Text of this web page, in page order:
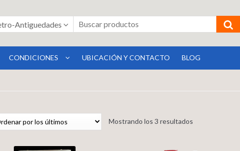
Antiguedades
CONDICIONES UBICACIÓN Y CONTACTO BLOG
Mostrando los 3 resultados